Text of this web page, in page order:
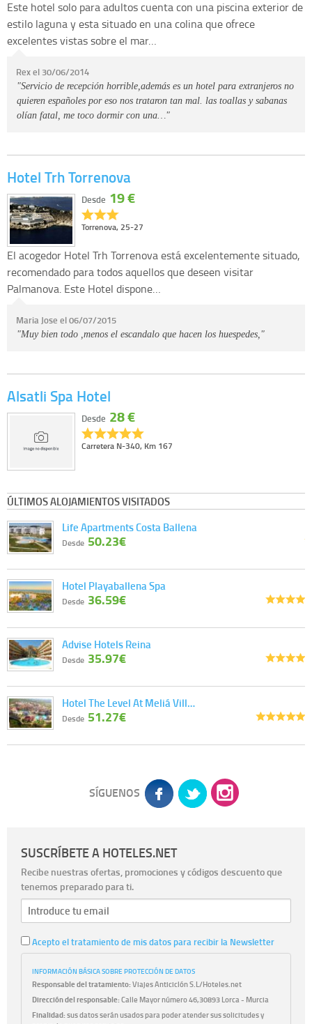
Este hotel solo para adultos cuenta con una piscina exterior de
estilo laguna y esta situado en una colina que ofrece
excelentes vistas sobre el mar…
Rex el 30/06/2014
"Servicio de recepción horrible,además es un hotel para extranjeros no
quieren españoles por eso nos trataron tan mal. las toallas y sabanas
olían fatal, me toco dormir con una…"
Hotel Trh Torrenova
Torrenova, 25-27
Desde 19 €
El acogedor Hotel Trh Torrenova está excelentemente situado,
recomendado para todos aquellos que deseen visitar
Palmanova. Este Hotel dispone…
Maria Jose el 06/07/2015
"Muy bien todo ,menos el escandalo que hacen los huespedes,"
Alsatli Spa Hotel
Carretera N-340, Km 167
Desde 28 €
ÚLTIMOS ALOJAMIENTOS VISITADOS
Life Apartments Costa Ballena
Desde 50.23€
Hotel Playaballena Spa
Desde 36.59€
Advise Hotels Reina
Desde 35.97€
Hotel The Level At Meliá Vill…
Desde 51.27€
SÍGUENOS
SUSCRÍBETE A HOTELES.NET
Recibe nuestras ofertas, promociones y códigos descuento que
tenemos preparado para ti.
Acepto el tratamiento de mis datos para recibir la Newsletter
INFORMACIÓN BÁSICA SOBRE PROTECCIÓN DE DATOS
Responsable del tratamiento:Viajes Anticiclón S.L/Hoteles.net
Dirección del responsable:Calle Mayor número 46,30893 Lorca - Murcia
Finalidad:sus datos serán usados para poder atender sus solicitudes y